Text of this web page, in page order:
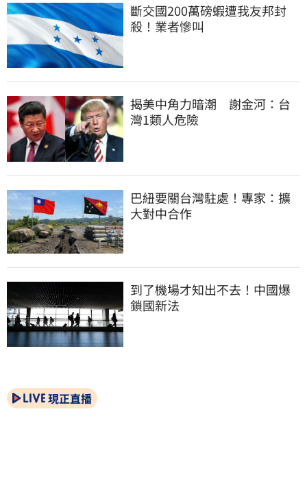
斷交國200萬磅蝦遭我友邦封
殺！業者慘叫
揭美中角力暗潮　謝金河：台
灣1類人危險
巴紐要關台灣駐處！專家：擴
大對中合作
到了機場才知出不去！中國爆
鎖國新法
現正直播